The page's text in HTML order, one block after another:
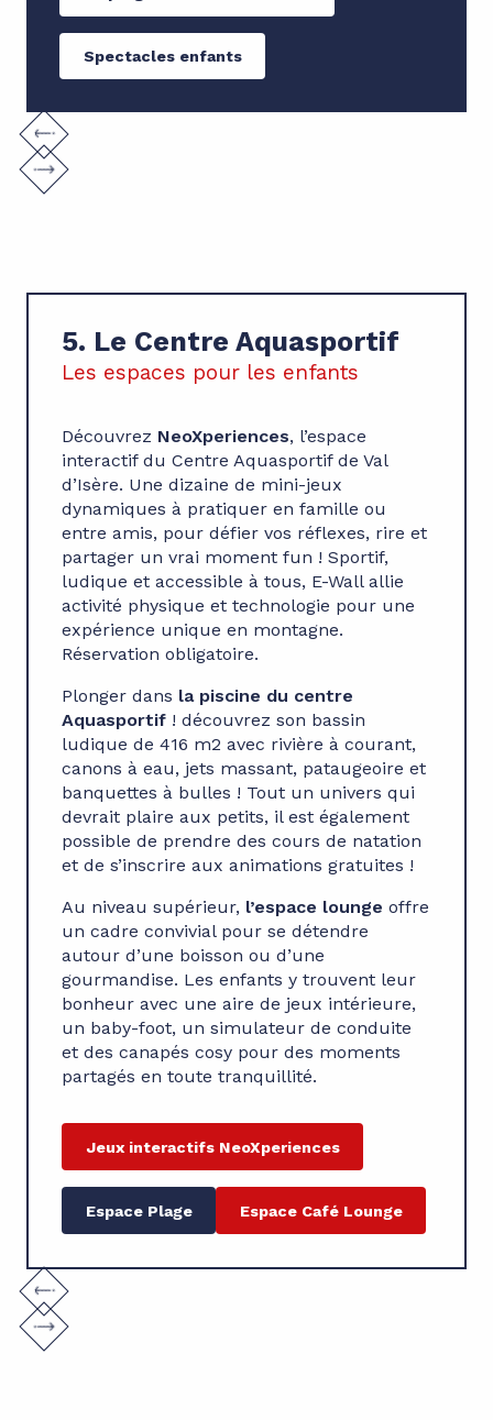
Spectacles enfants
5. Le Centre Aquasportif
Les espaces pour les enfants
Découvrez NeoXperiences, l’espace
interactif du Centre Aquasportif de Val
d’Isère. Une dizaine de mini-jeux
dynamiques à pratiquer en famille ou
entre amis, pour défier vos réflexes, rire et
partager un vrai moment fun ! Sportif,
ludique et accessible à tous, E-Wall allie
activité physique et technologie pour une
expérience unique en montagne.
Réservation obligatoire.
Plonger dans la piscine du centre
Aquasportif ! découvrez son bassin
ludique de 416 m2 avec rivière à courant,
canons à eau, jets massant, pataugeoire et
banquettes à bulles ! Tout un univers qui
devrait plaire aux petits, il est également
possible de prendre des cours de natation
et de s’inscrire aux animations gratuites !
Au niveau supérieur, l’espace lounge offre
un cadre convivial pour se détendre
autour d’une boisson ou d’une
gourmandise. Les enfants y trouvent leur
bonheur avec une aire de jeux intérieure,
un baby-foot, un simulateur de conduite
et des canapés cosy pour des moments
partagés en toute tranquillité.
Jeux interactifs NeoXperiences
Espace Plage Espace Café Lounge